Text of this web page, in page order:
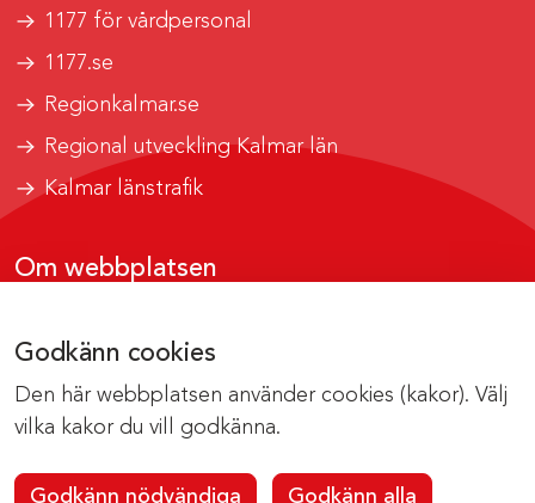
Godkänn cookies
Den här webbplatsen använder cookies (kakor). Välj
vilka kakor du vill godkänna.
Godkänn nödvändiga Godkänn alla
1177 för vårdpersonal
1177.se
Regionkalmar.se
Regional utveckling Kalmar län
Kalmar länstrafik
Om webbplatsen
Om cookies
Kontakta webbredaktionen